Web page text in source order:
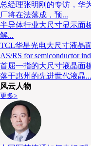
上午8:00，嘉宾
到顺利完成，本届论
店高朋满座。在主持
链高峰论坛”顺利开幕
总经理张明刚的专访，华
厂将在法落成，预...
半导体行业大尺寸显示面
解...
TCL华星光电大尺寸液晶
AS/RS for semiconductor
首屈一指的大尺寸液晶面
落于惠州的先进世代液晶...
风云人物
更多>